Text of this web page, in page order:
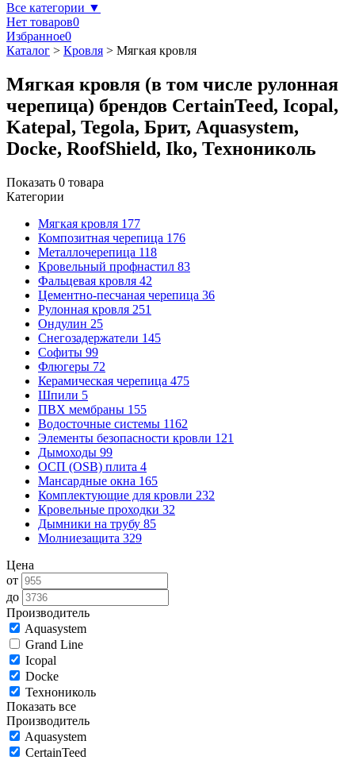
Все категории ▼
Нет товаров0
Избранное0
Каталог > Кровля > Мягкая кровля
Мягкая кровля (в том числе рулонная
черепица) брендов CertainTeed, Icopal,
Katepal, Tegola, Брит, Aquasystem,
Docke, RoofShield, Iko, Технониколь
Показать 0 товара
Категории
Мягкая кровля 177
Композитная черепица 176
Металлочерепица 118
Кровельный профнастил 83
Фальцевая кровля 42
Цементно-песчаная черепица 36
Рулонная кровля 251
Ондулин 25
Снегозадержатели 145
Софиты 99
Флюгеры 72
Керамическая черепица 475
Шпили 5
ПВХ мембраны 155
Водосточные системы 1162
Элементы безопасности кровли 121
Дымоходы 99
ОСП (OSB) плита 4
Мансардные окна 165
Комплектующие для кровли 232
Кровельные проходки 32
Дымники на трубу 85
Молниезащита 329
Цена
от
до
Производитель
Aquasystem
Grand Line
Icopal
Docke
Технониколь
Показать все
Производитель
Aquasystem
CertainTeed